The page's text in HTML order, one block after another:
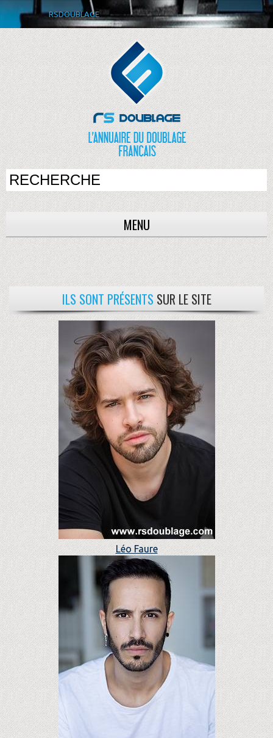
RSDOUBLAGE
MENU
ILS SONT PRÉSENTS SUR LE SITE
Léo Faure